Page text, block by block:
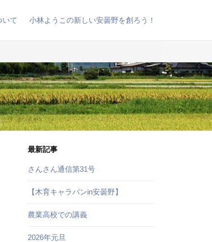
いて 小林ようこの新しい安曇野を創ろう！
最新記事
さんさん通信第31号
【木育キャラバンin安曇野】
農業高校での講義
2026年元旦